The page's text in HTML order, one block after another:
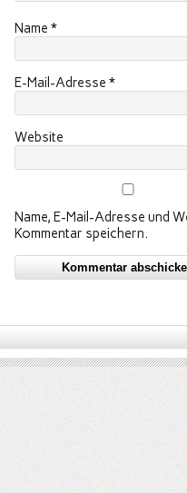
Name *
E-Mail-Adresse *
Website
Name, E-Mail-Adresse und
Kommentar speichern.